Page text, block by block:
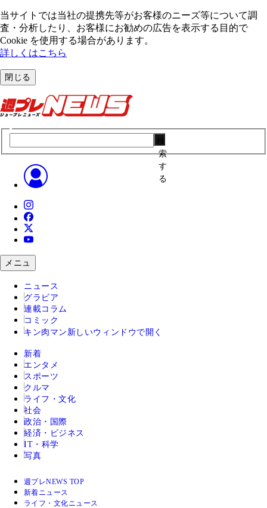
当サイトでは当社の提携先等がお客様のニーズ等について調
査・分析したり、お客様にお勧めの広告を表⽰する⽬的で
Cookie を使⽤する場合があります。
詳しくはこちら
閉じる
索
す
る
メニュ
ニュース
グラビア
連載コラム
コミック
キン肉マン 新しいウィンドウで開く
新着
エンタメ
スポーツ
クルマ
ライフ・文化
社会
政治・国際
経済・ビジネス
IT・科学
写真
週プレNEWS TOP
新着ニュース
ライフ・文化ニュース